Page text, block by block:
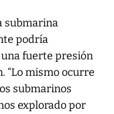
submarina
podría
fuerte presión
“Lo mismo ocurre
submarinos
explorado por